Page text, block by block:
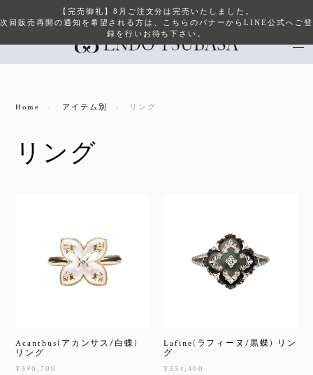
【完売御礼】8月ご注文分は完売いたしました。
次回販売再開の通知を希望される方は、こちらのバナーからLINE公式へご登
録を行いお待ち下さい。
Home アイテム別 リング
リング
Acanthus(アカンサス/白蝶)
リング
¥590,700
Lafine(ラフィーヌ/黒蝶) リン
グ
¥554,400